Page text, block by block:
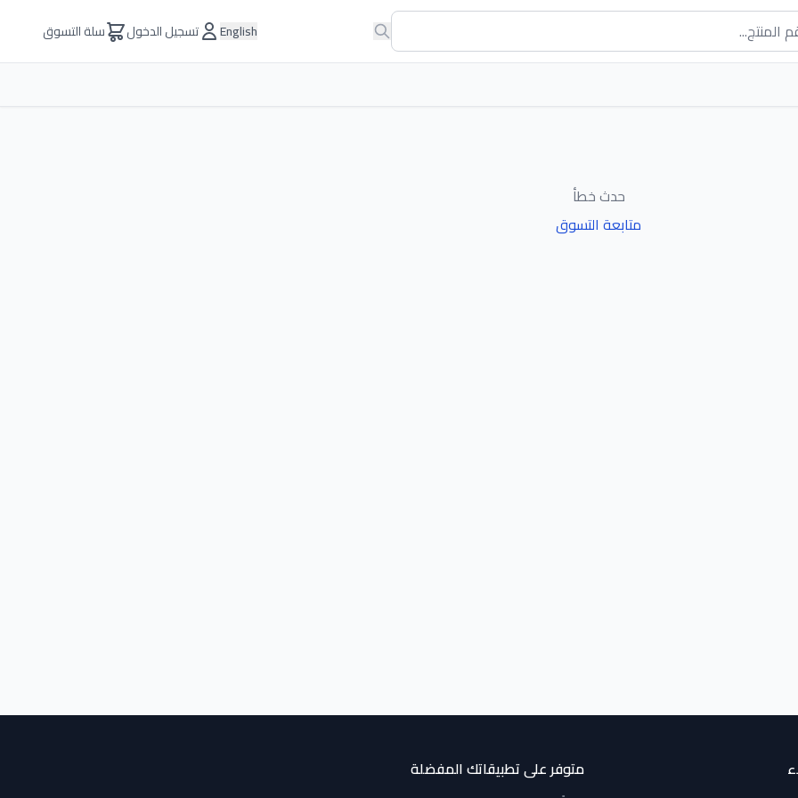
English تسجيل الدخول سلة التسوق
حدث خطأ
متابعة التسوق
متوفر على تطبيقاتك المفضلة